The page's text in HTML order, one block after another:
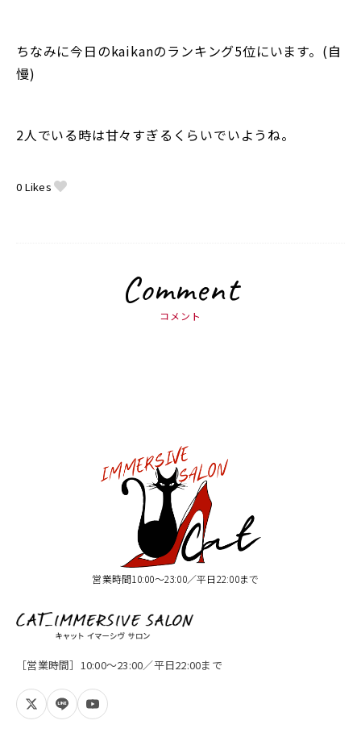
ちなみに今日のkaikanのランキング5位にいます。(自
慢)
2人でいる時は甘々すぎるくらいでいようね。
0 Likes
Comment
コメント
営業時間10:00〜23:00／平日22:00まで
［営業時間］10:00〜23:00／平日22:00まで